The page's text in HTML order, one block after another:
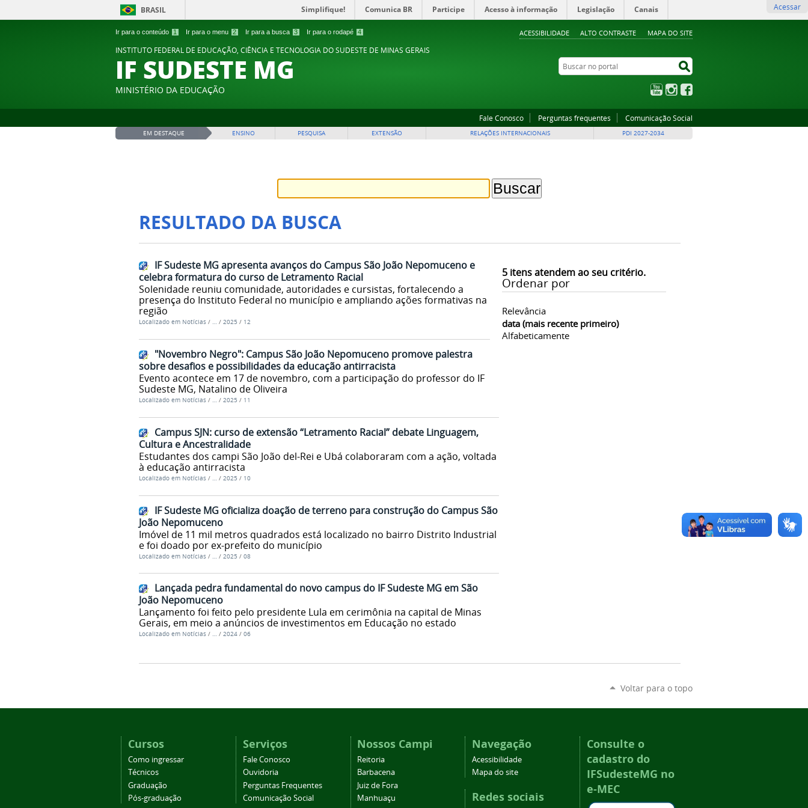
Ir para o conteúdo 1 Ir para o menu 2 Ir para a busca 3 Ir para o rodapé 4 ACESSIBILIDADE ALTO CONTRASTE MAPA DO SITE
BRASIL Simplifique! Comunica BR Participe Acesso à informação Legislação Canais Acessar
INSTITUTO FEDERAL DE EDUCAÇÃO, CIÊNCIA E TECNOLOGIA DO SUDESTE DE MINAS GERAIS
IF SUDESTE MG
MINISTÉRIO DA EDUCAÇÃO
Buscar no portal
YouTubeInstagram
Fale Conosco Perguntas frequentes Comunicação Social
EM DESTAQUE ENSINO PESQUISA EXTENSÃO RELAÇÕES INTERNACIONAIS PDI 2027-2034
RESULTADO DA BUSCA
5itens atendem ao seu critério.
Ordenar por
Relevância
data (mais recente primeiro)
Alfabeticamente
IF Sudeste MG apresenta avanços do Campus São João Nepomuceno e
celebra formatura do curso de Letramento Racial
Solenidade reuniu comunidade, autoridades e cursistas, fortalecendo a
presença do Instituto Federal no município e ampliando ações formativas na
região
Localizado em Notícias / … / 2025 / 12
"Novembro Negro": Campus São João Nepomuceno promove palestra
sobre desafios e possibilidades da educação antirracista
Evento acontece em 17 de novembro, com a participação do professor do IF
Sudeste MG, Natalino de Oliveira
Localizado em Notícias / … / 2025 / 11
Campus SJN: curso de extensão “Letramento Racial” debate Linguagem,
Cultura e Ancestralidade
Estudantes dos campi São João del-Rei e Ubá colaboraram com a ação, voltada
à educação antirracista
Localizado em Notícias / … / 2025 / 10
IF Sudeste MG oficializa doação de terreno para construção do Campus São
João Nepomuceno
Imóvel de 11 mil metros quadrados está localizado no bairro Distrito Industrial
e foi doado por ex-prefeito do município
Localizado em Notícias / / 2025 / 08
Lançada pedra fundamental do novo campus do IF Sudeste MG em São
João Nepomuceno
Lançamento foi feito pelo presidente Lula em cerimônia na capital de Minas
Gerais, em meio a anúncios de investimentos em Educação no estado
Localizado em Notícias / … / 2024 / 06
Voltar para o topo
Cursos
Como ingressar
Técnicos
Graduação
Pós-graduação
Serviços
Fale Conosco
Ouvidoria
Perguntas Frequentes
Comunicação Social
Nossos Campi
Reitoria
Barbacena
Juiz de Fora
Manhuaçu
Navegação
Acessibilidade
Mapa do site
Redes sociais
Consulte o
cadastro do
IFSudesteMG no
e-MEC